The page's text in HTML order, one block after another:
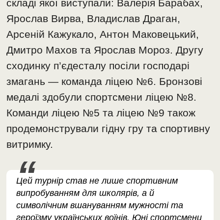
складі якої виступали: Валерія Барабах,
Ярослав Вирва, Владислав Драган,
Арсеній Кажукало, Антон Маковецький,
Дмитро Махов та Ярослав Мороз. Другу
сходинку п’єдесталу посіли господарі
змагань — команда ліцею №6. Бронзові
медалі здобули спортсмени ліцею №8.
Команди ліцею №5 та ліцею №9 також
продемонстрували гідну гру та спортивну
витримку.
Цей турнір став не лише спортивним
випробуванням для школярів, а й
символічним вшануванням мужності та
героїзму українських воїнів. Юні спортсмени